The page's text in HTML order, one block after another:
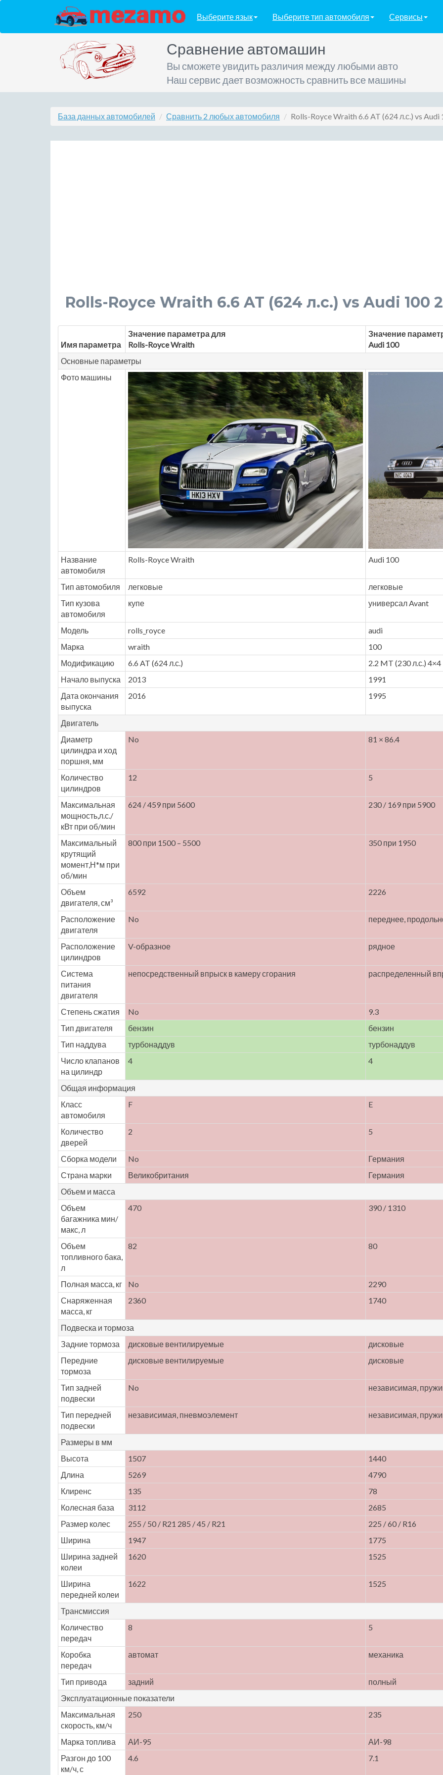
Выберите язык Выберите тип автомобиля Сервисы
Сравнение автомашин
Вы сможете увидить различия между любыми авто
Наш сервис дает возможность сравнить все машины
База данных автомобилей Сравнить 2 любых автомобиля Rolls-Royce Wraith 6.6 AT (624 л.с.) vs
Rolls-Royce Wraith 6.6 AT (624 л.с.) vs Audi 100
Имя параметра
Значение параметра для
Rolls-Royce Wraith
Значение
Audi 100
Основные параметры
Фото машины
Название
автомобиля
Rolls-Royce Wraith Audi 100
Тип автомобиля легковые
легковые
Тип кузова
автомобиля
купе универсал Avant
Модель rolls_royce
audi
Марка
wraith
100
Модификацию
6.6 AT (624 л.с.)
2.2 MT (230 л.с.) 4×4
Начало выпуска
2013
1991
Дата окончания
выпуска
2016 1995
Двигатель
Диаметр
цилиндра и ход
поршня, мм
No 81 × 86.4
Количество
цилиндров
12 5
Максимальная
мощность,л.с./
кВт при об/мин
624 / 459 при 5600 230 / 169 при 5900
Максимальный
крутящий
момент,Н*м при
об/мин
800 при 1500 – 5500 350 при 1950
Объем
двигателя, см³
6592 2226
Расположение
двигателя
No переднее,
Расположение
цилиндров
V-образное рядное
Система
питания
двигателя
непосредственный впрыск в камеру сгорания распределенный
Степень сжатия No
9.3
Тип двигателя
бензин
бензин
Тип наддува
турбонаддув
турбонаддув
Число клапанов
на цилиндр
4 4
Общая информация
Класс
автомобиля
F E
Количество
дверей
2 5
Сборка модели No
Германия
Страна марки
Великобритания
Германия
Объем и масса
Объем
багажника мин/
макс, л
470 390 / 1310
Объем
топливного бака,
л
82 80
Полная масса, кг No
2290
Снаряженная
масса, кг
2360 1740
Подвеска и тормоза
Задние тормоза
дисковые вентилируемые
дисковые
Передние
тормоза
дисковые вентилируемые дисковые
Тип задней
подвески
No независимая,
Тип передней
подвески
независимая, пневмоэлемент независимая,
Размеры в мм
Высота
1507
1440
Длина
5269
4790
Клиренс
135
78
Колесная база
3112
2685
Размер колес
255 / 50 / R21 285 / 45 / R21
225 / 60 / R16
Ширина
1947
1775
Ширина задней
колеи
1620 1525
Ширина
передней колеи
1622 1525
Трансмиссия
Количество
передач
8 5
Коробка
передач
автомат механика
Тип привода задний
полный
Эксплуатационные показатели
Максимальная
скорость, км/ч
250 235
Марка топлива АИ-95
АИ-98
Разгон до 100
км/ч, с
4.6 7.1